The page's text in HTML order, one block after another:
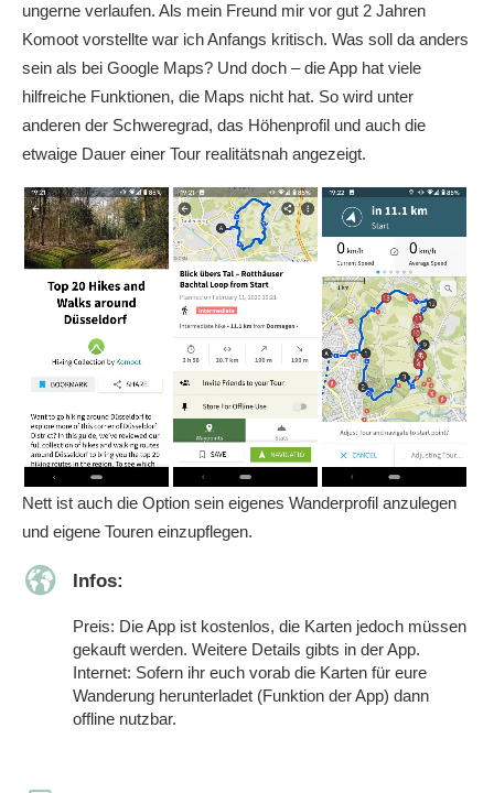
ungerne verlaufen. Als mein Freund mir vor gut 2 Jahren
Komoot vorstellte war ich Anfangs kritisch. Was soll da anders
sein als bei Google Maps? Und doch – die App hat viele
hilfreiche Funktionen, die Maps nicht hat. So wird unter
anderen der Schweregrad, das Höhenprofil und auch die
etwaige Dauer einer Tour realitätsnah angezeigt.
Nett ist auch die Option sein eigenes Wanderprofil anzulegen
und eigene Touren einzupflegen.
Infos:
Preis: Die App ist kostenlos, die Karten jedoch müssen
gekauft werden. Weitere Details gibts in der App.
Internet: Sofern ihr euch vorab die Karten für eure
Wanderung herunterladet (Funktion der App) dann
offline nutzbar.